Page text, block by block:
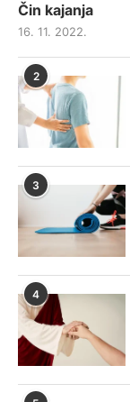
Čin kajanja
16. 11. 2022.
2
3
4